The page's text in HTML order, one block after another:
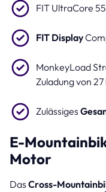
FIT UltraCore
FIT Display
MonkeyLoad
Zuladung von 27
Zulässiges
E-
Motor
Das Cross-